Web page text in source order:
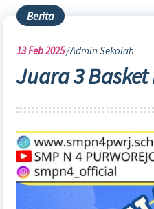
Berita
13Feb 2025 Admin Sekolah
Juara 3